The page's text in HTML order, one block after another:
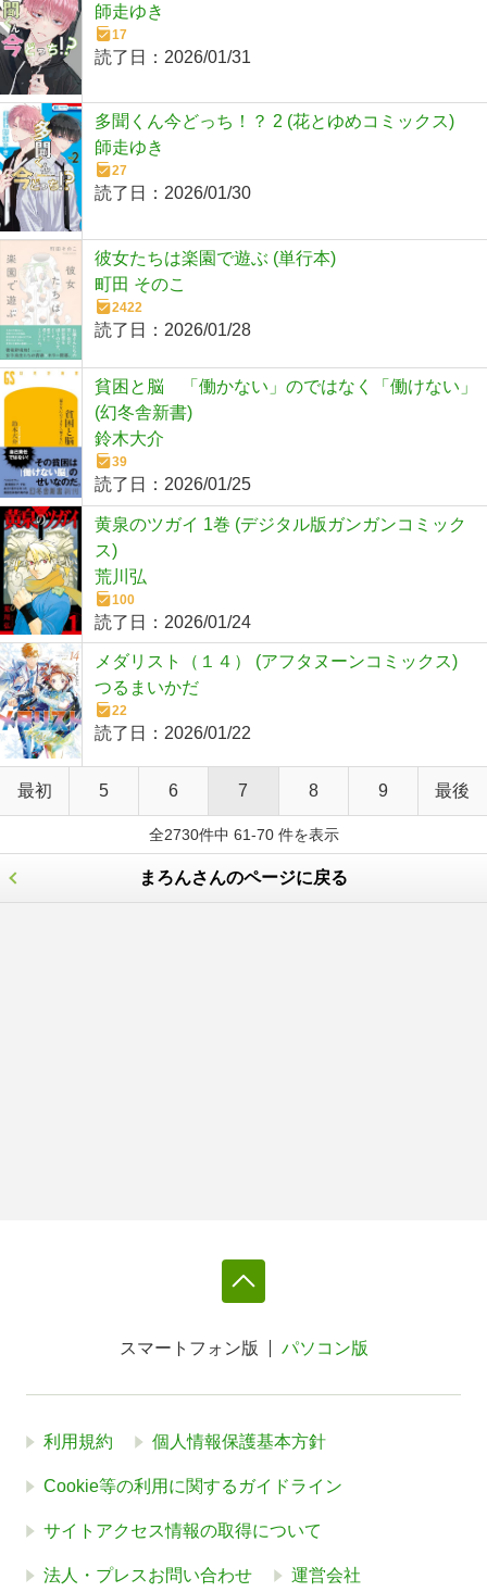
師走ゆき
17
読了日： 2026/01/31
多聞くん今どっち！？ 2 (花とゆめコミックス)
師走ゆき
27
読了日： 2026/01/30
彼女たちは楽園で遊ぶ (単行本)
町田 そのこ
2422
読了日： 2026/01/28
貧困と脳 「働かない」のではなく「働けない」
(幻冬舎新書)
鈴木大介
39
読了日： 2026/01/25
黄泉のツガイ 1巻 (デジタル版ガンガンコミック
ス)
荒川弘
100
読了日： 2026/01/24
メダリスト（１４） (アフタヌーンコミックス)
つるまいかだ
22
読了日： 2026/01/22
最初 5 6 7 8 9 最後
全2730件中 61-70 件を表示
まろんさんのページに戻る
スマートフォン版 パソコン版
利用規約 個人情報保護基本方針
Cookie等の利用に関するガイドライン
サイトアクセス情報の取得について
法人・プレスお問い合わせ 運営会社